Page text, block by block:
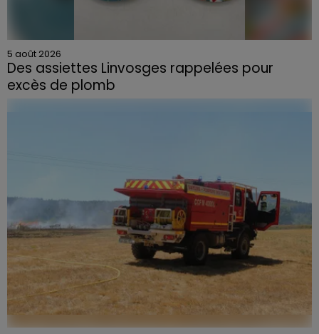
5 août 2026
Des assiettes Linvosges rappelées pour
excès de plomb
Du plomb a été détecté dans deux assiettes en